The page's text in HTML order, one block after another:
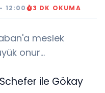
12:00 3 DK OKUMA
meslek
onur...
ile Gökay